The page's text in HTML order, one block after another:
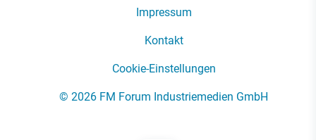
Impressum
Kontakt
Cookie-Einstellungen
© 2026 FM Forum Industriemedien GmbH